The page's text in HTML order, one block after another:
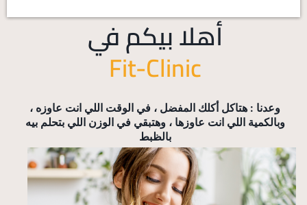
أهلا بيكم في
Fit-Clinic
وعدنا : هتاكل أكلك المفضل ، في الوقت اللي انت عاوزه ،
وبالكمية اللي انت عاوزها ، وهتبقي في الوزن اللي بتحلم بيه
بالظبط